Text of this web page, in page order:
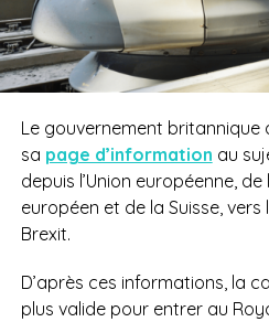
Le gouvernement britannique
sa page d’information au
depuis l’Union européenne,
européen et de la Suisse,
Brexit.
D’après ces informations, la
plus valide pour entrer au